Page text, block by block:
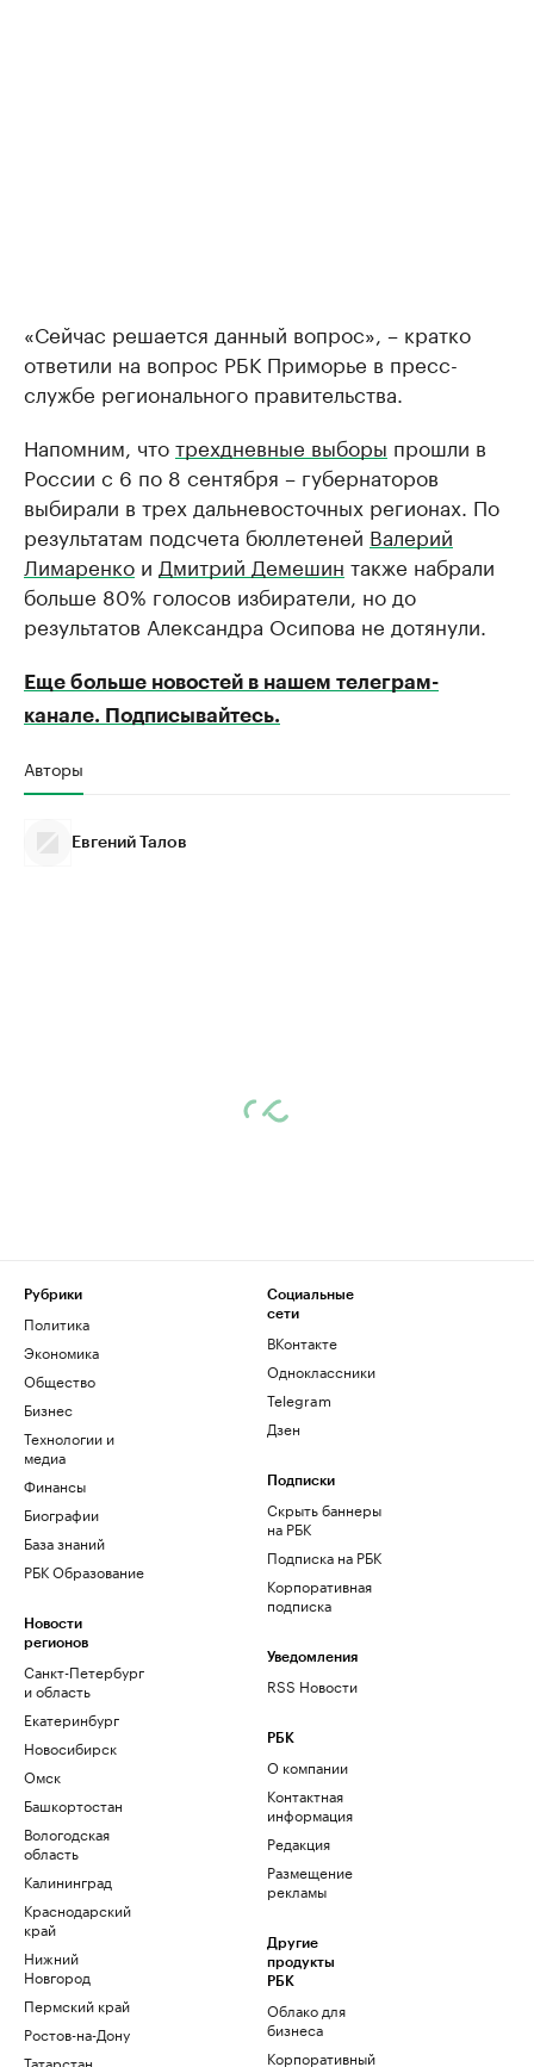
«Сейчас решается данный вопрос», – кратко
ответили на вопрос РБК Приморье в пресс-
службе регионального правительства.
Напомним, чтотрехдневные выборы прошли в
России с 6 по 8 сентября – губернаторов
выбирали в трех дальневосточных регионах. По
результатам подсчета бюллетеней Валерий
Лимаренко и Дмитрий Демешин также набрали
больше 80% голосов избиратели, но до
результатов Александра Осипова не дотянули.
Еще больше новостей в нашем телеграм-
канале. Подписывайтесь.
Авторы
Евгений Талов
Рубрики
Политика
Экономика
Общество
Бизнес
Технологии и
медиа
Финансы
Биографии
База знаний
РБК Образование
Новости
регионов
Санкт-Петербург
и область
Екатеринбург
Новосибирск
Омск
Башкортостан
Вологодская
область
Калининград
Краснодарский
край
Нижний
Новгород
Пермский край
Ростов-на-Дону
Татарстан
Социальные
сети
ВКонтакте
Одноклассники
Telegram
Дзен
Подписки
Скрыть баннеры
на РБК
Подписка на РБК
Корпоративная
подписка
Уведомления
RSS Новости
РБК
О компании
Контактная
информация
Редакция
Размещение
рекламы
Другие
продукты
РБК
Облако для
бизнеса
Корпоративный